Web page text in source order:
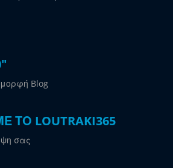
Blog
ΤΟ LOUTRAKI365
σας